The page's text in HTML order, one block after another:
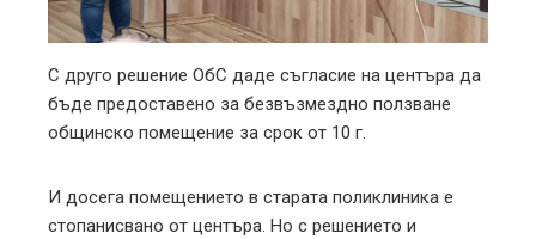
С друго решение ОбС даде съгласие на центъра да
бъде предоставено за безвъзмездно ползване
общинско помещение за срок от 10 г.
И досега помещението в старата поликлиника е
стопанисвано от центъра. Но с решението и